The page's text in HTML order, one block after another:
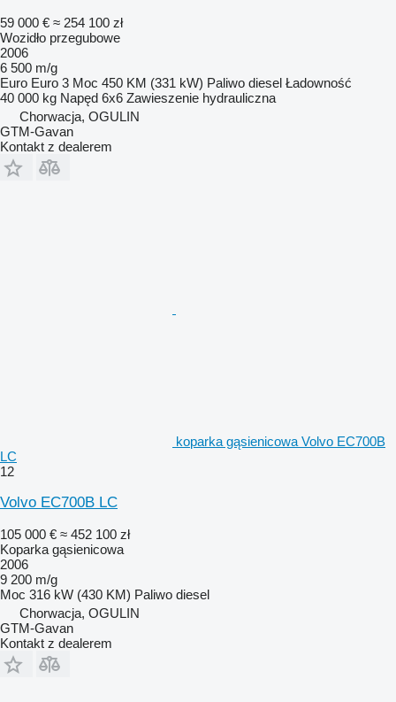
59 000 € ≈ 254 100 zł
Wozidło przegubowe
2006
6 500 m/g
Euro Euro 3 Moc 450 KM (331 kW) Paliwo diesel Ładowność
40 000 kg Napęd 6x6 Zawieszenie hydrauliczna
Chorwacja, OGULIN
GTM-Gavan
Kontakt z dealerem
koparka gąsienicowa Volvo EC700B
LC
12
Volvo EC700B LC
105 000 € ≈ 452 100 zł
Koparka gąsienicowa
2006
9 200 m/g
Moc 316 kW (430 KM) Paliwo diesel
Chorwacja, OGULIN
GTM-Gavan
Kontakt z dealerem